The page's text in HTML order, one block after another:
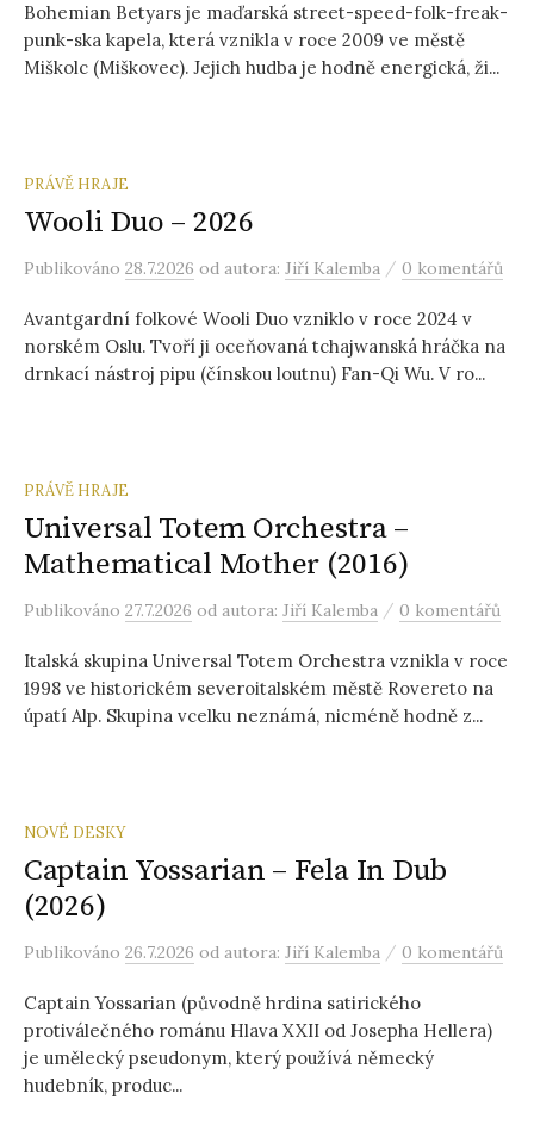
Bohemian Betyars je maďarská street-speed-folk-freak-
punk-ska kapela, která vznikla v roce 2009 ve městě
Miškolc (Miškovec). Jejich hudba je hodně energická, ži...
PRÁVĚ HRAJE
Wooli Duo – 2026
Publikováno 28.7.2026 od autora: Jiří Kalemba / 0 komentářů
Avantgardní folkové Wooli Duo vzniklo v roce 2024 v
norském Oslu. Tvoří ji oceňovaná tchajwanská hráčka na
drnkací nástroj pipu (čínskou loutnu) Fan-Qi Wu. V ro...
PRÁVĚ HRAJE
Universal Totem Orchestra –
Mathematical Mother (2016)
Publikováno 27.7.2026 od autora: Jiří Kalemba / 0 komentářů
Italská skupina Universal Totem Orchestra vznikla v roce
1998 ve historickém severoitalském městě Rovereto na
úpatí Alp. Skupina vcelku neznámá, nicméně hodně z...
NOVÉ DESKY
Captain Yossarian – Fela In Dub
(2026)
Publikováno 26.7.2026 od autora: Jiří Kalemba / 0 komentářů
Captain Yossarian (původně hrdina satirického
protiválečného románu Hlava XXII od Josepha Hellera)
je umělecký pseudonym, který používá německý
hudebník, produc...